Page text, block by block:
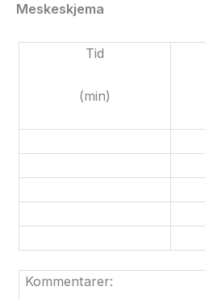
Meskeskjema
Tid
(min)
Kommentarer: